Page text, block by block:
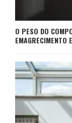
O PESO DO